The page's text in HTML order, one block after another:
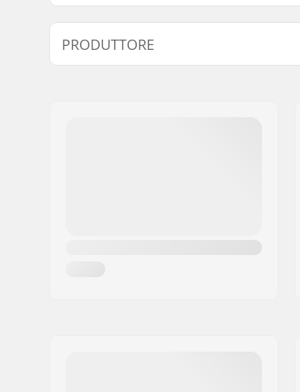
Bar-end compatibili con:
Lunghezza Grip:
Flange:
PRODUTTORE